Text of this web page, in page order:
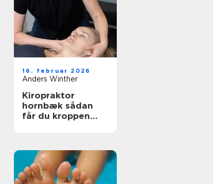
16. februar 2026
Anders Winther
Kiropraktor
hornbæk sådan
får du kroppen